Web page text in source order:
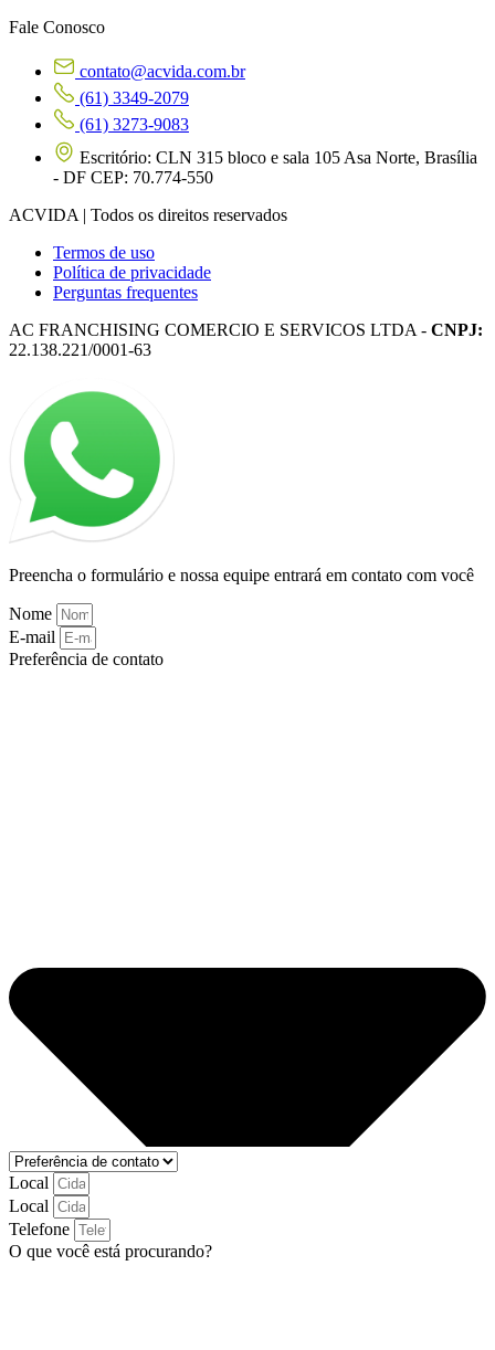
Fale Conosco
contato@acvida.com.br
(61) 3349-2079
(61) 3273-9083
Escritório: CLN 315 bloco e sala 105 Asa Norte, Brasília
- DF CEP: 70.774-550
ACVIDA | Todos os direitos reservados
Termos de uso
Política de privacidade
Perguntas frequentes
AC FRANCHISING COMERCIO E SERVICOS LTDA - CNPJ:
22.138.221/0001-63
Preencha o formulário e nossa equipe entrará em contato com você
Nome
E-mail
Preferência de contato
Local
Local
Telefone
O que você está procurando?